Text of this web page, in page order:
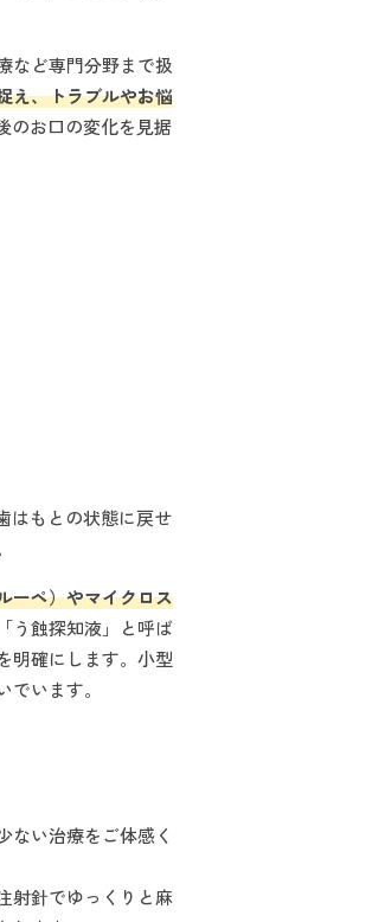
など専門分野まで扱
え、トラブルやお悩
のお口の変化を見据
はもとの状態に戻せ
ーペ）やマイクロス
う蝕探知液」と呼ば
明確にします。小型
います。
ない治療をご体感く
射針でゆっくりと麻